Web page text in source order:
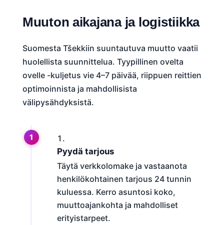
Muuton aikajana ja logistiikka
Suomesta Tšekkiin suuntautuva muutto vaatii
huolellista suunnittelua. Tyypillinen ovelta
ovelle -kuljetus vie 4–7 päivää, riippuen reittien
optimoinnista ja mahdollisista
välipysähdyksistä.
Pyydä tarjous
Täytä verkkolomake ja vastaanota
henkilökohtainen tarjous 24 tunnin
kuluessa. Kerro asuntosi koko,
muuttoajankohta ja mahdolliset
erityistarpeet.